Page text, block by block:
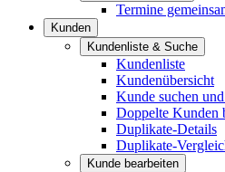
Termine
Kunden
Kundenliste & Suche
Kundenliste
Kundenübersicht
Kunde suchen
Doppelte Kunden
Duplikate-Details
Duplikate-
Kunde bearbeiten